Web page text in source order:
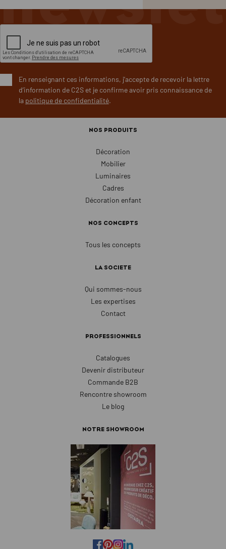
En renseignant ces informations, j’accepte de recevoir la lettre
d’information de C2S et je confirme avoir pris connaissance de
la politique de confidentialité.
NOS PRODUITS
Décoration
Mobilier
Luminaires
Cadres
Décoration enfant
NOS CONCEPTS
Tous les concepts
LA SOCIETE
Qui sommes-nous
Les expertises
Contact
PROFESSIONNELS
Catalogues
Devenir distributeur
Commande B2B
Rencontre showroom
Le blog
NOTRE SHOWROOM